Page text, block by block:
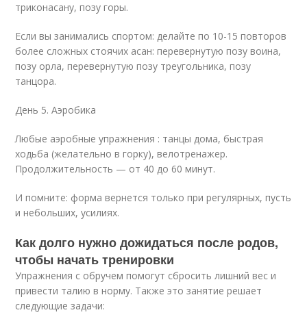
триконасану, позу горы.
Если вы занимались спортом: делайте по 10-15 повторов
более сложных стоячих асан: перевернутую позу воина,
позу орла, перевернутую позу треугольника, позу
танцора.
День 5. Аэробика
Любые аэробные упражнения : танцы дома, быстрая
ходьба (желательно в горку), велотренажер.
Продолжительность — от 40 до 60 минут.
И помните: форма вернется только при регулярных, пусть
и небольших, усилиях.
Как долго нужно дожидаться после родов,
чтобы начать тренировки
Упражнения с обручем помогут сбросить лишний вес и
привести талию в норму. Также это занятие решает
следующие задачи: